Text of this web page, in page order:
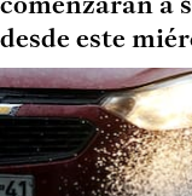
comenzarán a
desde este